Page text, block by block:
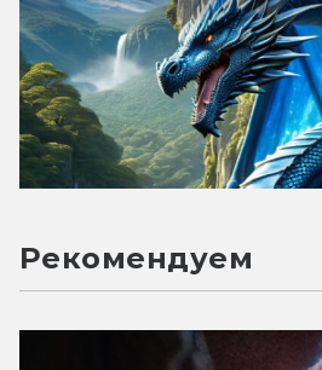
Рекомендуем